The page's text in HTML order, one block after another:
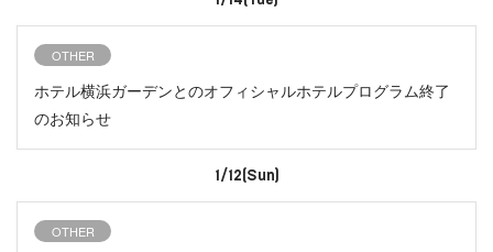
OTHER
ホテル横浜ガーデンとのオフィシャルホテルプログラム終了
のお知らせ
1/12(Sun)
OTHER